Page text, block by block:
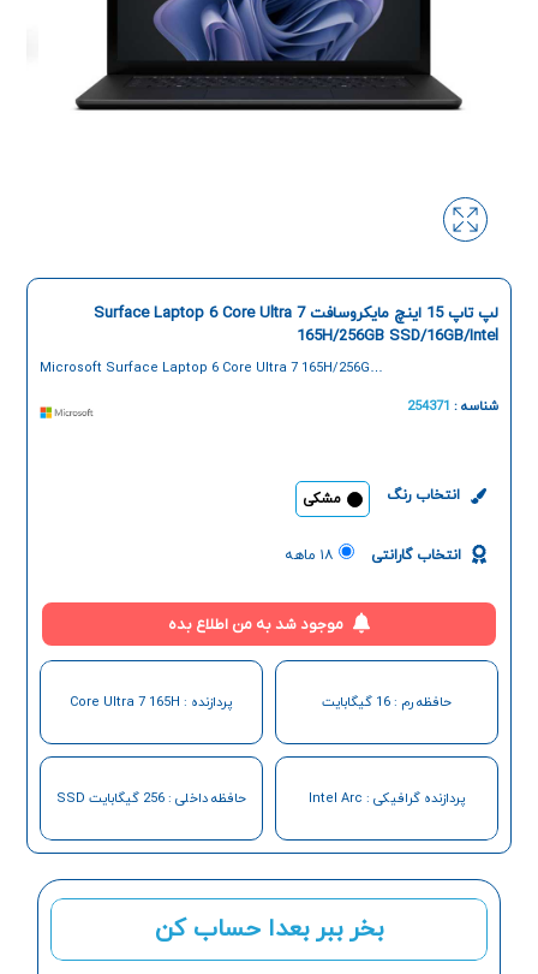
بخر ببر بعدا حساب کن
لپ تاپ 15 اینچ مایکروسافت Surface Laptop 6 Core Ultra 7
165H/256GB SSD/16GB/Intel
Microsoft Surface Laptop 6 Core Ultra 7 165H/256GB
شناسه : 254371
انتخاب رنگ مشکی
انتخاب گارانتی ۱۸ ماهه
موجود شد به من اطلاع بده
حافظه رم : 16 گیگابایت پردازنده : Core Ultra 7 165H
پردازنده گرافیکی : Intel Arc حافظه داخلی : 256 گیگابایت SSD